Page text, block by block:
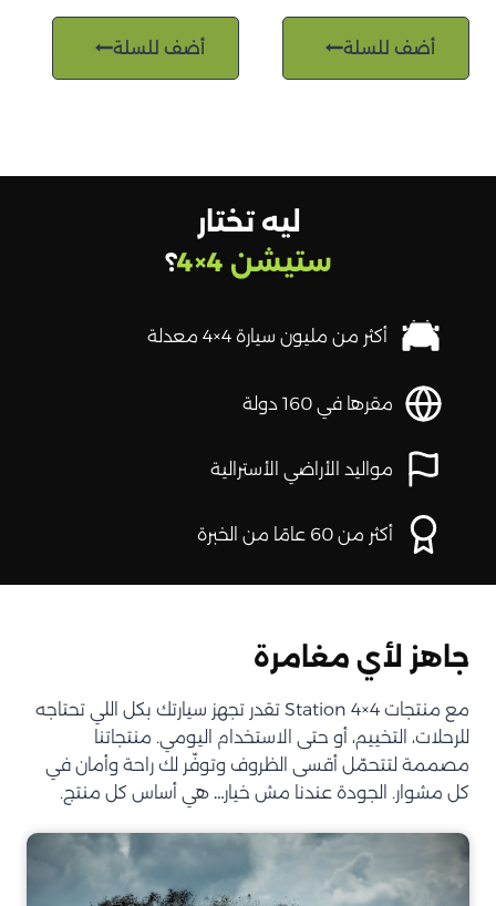
أضف للسلة أضف للسلة
ليه تختار
ستيشن 4×4
؟
أكثر من مليون سيارة 4×4 معدلة
مقرها في 160 دولة
مواليد الأراضي الأسترالية
أكثر من 60 عامًا من الخبرة
جاهز لأي مغامرة
مع منتجات Station 4×4 تقدر تجهز سيارتك بكل اللي تحتاجه
للرحلات، التخييم، أو حتى الاستخدام اليومي. منتجاتنا
مصممة لتتحمّل أقسى الظروف وتوفّر لك راحة وأمان في
كل مشوار. الجودة عندنا مش خيار… هي أساس كل منتج.